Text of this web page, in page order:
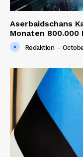
Aserbaidschans
Monaten
Redaktion -